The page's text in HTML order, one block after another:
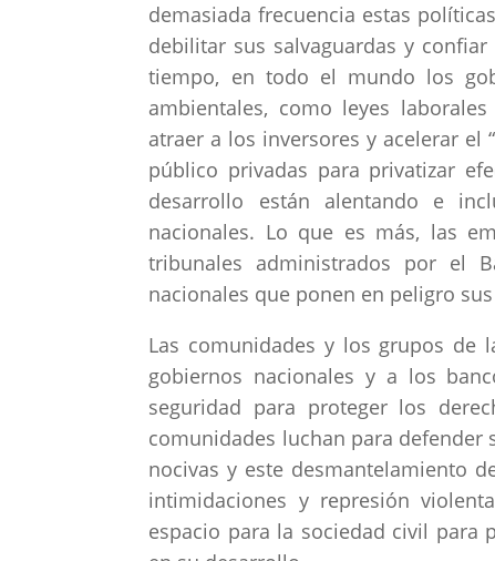
demasiada frecuencia estas
debilitar sus salvaguardas y
tiempo, en todo el mundo los
ambientales, como leyes
atraer a los inversores y acelerar el
público privadas para privatizar
desarrollo están alentando e
nacionales. Lo que es más, las
tribunales administrados por el
nacionales que ponen en peligro
Las comunidades y los grupos de
gobiernos nacionales y a los
seguridad para proteger los
comunidades luchan para defender
nocivas y este desmantelamiento
intimidaciones y represión
espacio para la sociedad civil para